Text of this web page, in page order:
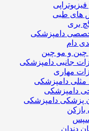
های طبی
بری
دامپزشکی
دام
و مو چین
جانبی دامپزشکی
مهاری
مثلی دامپزشکی
دامپزشکی
پزشکی دامپزشکی
بازکن
دندان